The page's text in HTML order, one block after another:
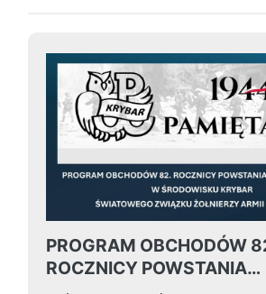
PROGRAM OBCHODÓW
ROCZNICY POWSTANIA